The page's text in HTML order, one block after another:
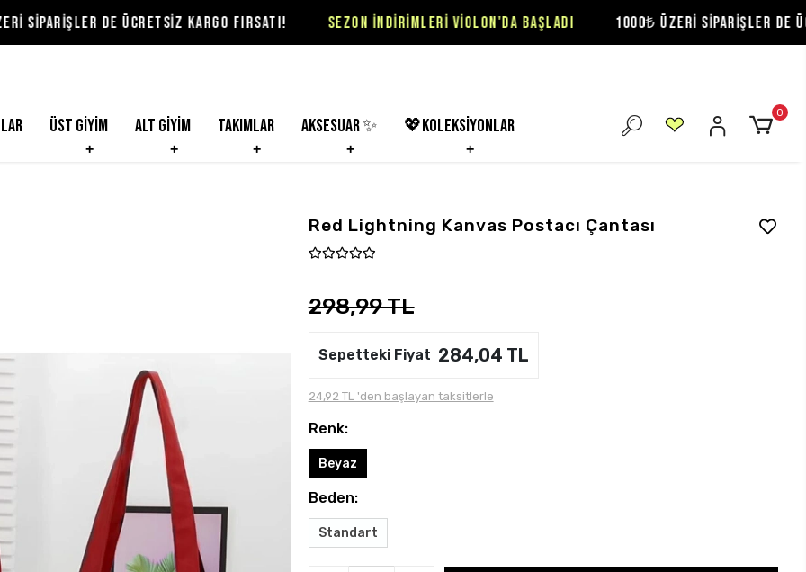
DE ÜCRETSİZ KARGO FIRSATI! SEZON İNDİRİMLERİ VİOLON'DA BAŞLADI 1000₺ ÜZERİ SİPARİŞLER DE ÜCRETSİZ
Üst Giyim Alt Giyim Takımlar Aksesuar ✨ 💖koleksiyonlar
0
Red Lightning Kanvas Postacı Çantası
298,99 TL
Sepetteki Fiyat 284,04 TL
24,92 TL 'den başlayan taksitlerle
Renk:
Beyaz
Beden:
Standart